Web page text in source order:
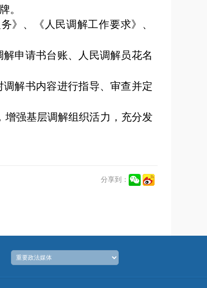
。
》、《人民调解工作要求》、
申请书台账、人民调解员花名
解书内容进行指导、审查并定
强基层调解组织活力，充分发
分享到：